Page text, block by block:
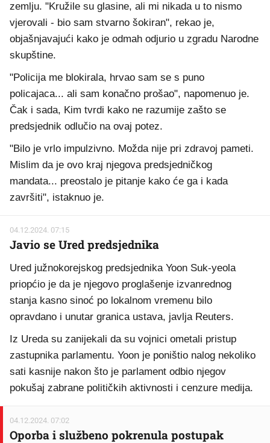
zemlju. "Kružile su glasine, ali mi nikada u to nismo
vjerovali - bio sam stvarno šokiran", rekao je,
objašnjavajući kako je odmah odjurio u zgradu Narodne
skupštine.
"Policija me blokirala, hrvao sam se s puno
policajaca... ali sam konačno prošao", napomenuo je.
Čak i sada, Kim tvrdi kako ne razumije zašto se
predsjednik odlučio na ovaj potez.
"Bilo je vrlo impulzivno. Možda nije pri zdravoj pameti.
Mislim da je ovo kraj njegova predsjedničkog
mandata... preostalo je pitanje kako će ga i kada
završiti", istaknuo je.
04.12.2024. 07:15
Javio se Ured predsjednika
Ured južnokorejskog predsjednika Yoon Suk-yeola
priopćio je da je njegovo proglašenje izvanrednog
stanja kasno sinoć po lokalnom vremenu bilo
opravdano i unutar granica ustava, javlja Reuters.
Iz Ureda su zanijekali da su vojnici ometali pristup
zastupnika parlamentu. Yoon je poništio nalog nekoliko
sati kasnije nakon što je parlament odbio njegov
pokušaj zabrane političkih aktivnosti i cenzure medija.
04.12.2024. 07:02
Oporba i službeno pokrenula postupak